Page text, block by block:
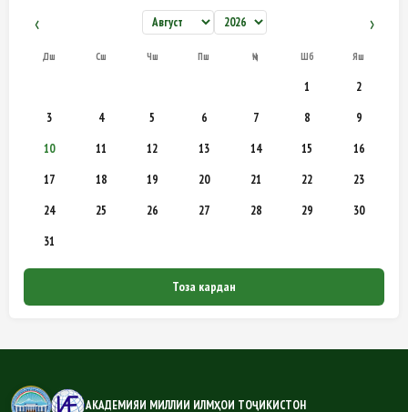
‹ ›
Дш Сш Чш Пш Ҷм Шб Яш
1
2
3
4 5 6 7 8
9
10
11 12 13 14 15
16
17
18 19 20 21 22
23
24
25 26 27 28 29
30
31
Тоза кардан
АКАДЕМИЯИ МИЛЛИИ ИЛМҲОИ ТОҶИКИСТОН